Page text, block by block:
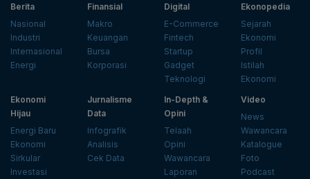
Berita
Nasional
Industri
Internasional
Energi
Finansial
Makro
Keuangan
Bursa
Korporasi
Digital
E-Commerce
Fintech
Startup
Gadget
Teknologi
Ekonopedia
Sejarah
Ekonomi
Profil
Istilah
Ekonomi
Ekonomi
Hijau
Energi Baru
Ekonomi
Sirkular
Investasi
Jurnalisme
Data
Infografik
Analisis
Cek Data
In-Depth &
Opini
Telaah
Opini
Wawancara
Laporan
Video
News
Wawancara
Katalogue
Foto
Podcast